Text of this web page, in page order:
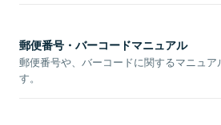
郵便番号・バーコードマニュアル
郵便番号や、バーコードに関するマニュア
す。